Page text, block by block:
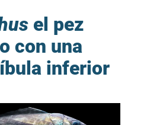
el pez
con una
inferior